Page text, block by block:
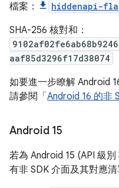
檔案： hiddenapi-
SHA-256 核對和：
aaf85d3296f17d38074
如要進一步瞭解 Android
請參閱「 Android 16 的非
Android 15
若為 Android 15 (API 級
有非 SDK 介面及其對應清